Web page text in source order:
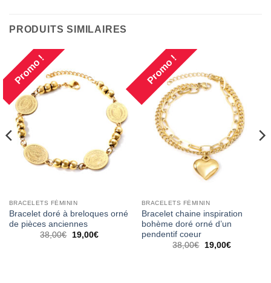
PRODUITS SIMILAIRES
Promo !
BRACELETS FÉMININ
Bracelet doré à breloques orné
de pièces anciennes
38,00€
Le
19,00€Le
Promo !
BRACELETS FÉMININ
Bracelet chaine inspiration
bohème doré orné d’un
pendentif coeur
38,00€
Le
19,00€Le